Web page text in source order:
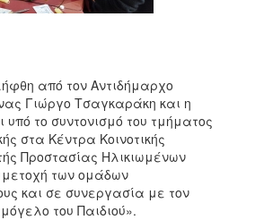
από τον Αντιδήμαρχο
Γιώργο Τσαγκαράκη και η
υπό το συντονισμό του τμήματος
στα Κέντρα Κοινοτικής
Προστασίας Ηλικιωμένων
των ομάδων
και σε συνεργασία με τον
του Παιδιού».